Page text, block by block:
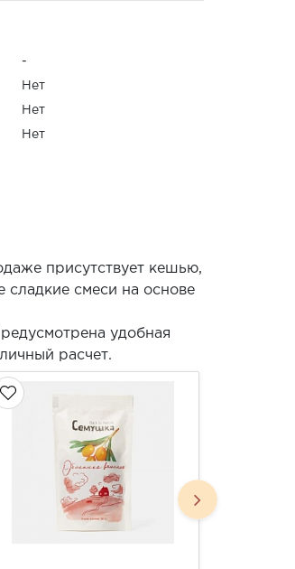
-
Нет
Нет
Нет
присутствует кешью,
смеси на основе
удобная
расчет.